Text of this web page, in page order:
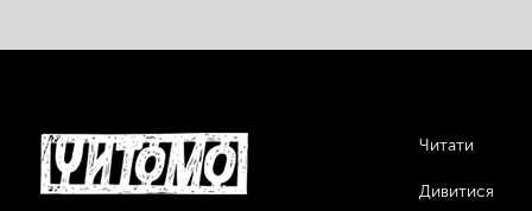
Читати
Дивитися